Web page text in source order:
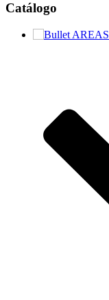
Catálogo